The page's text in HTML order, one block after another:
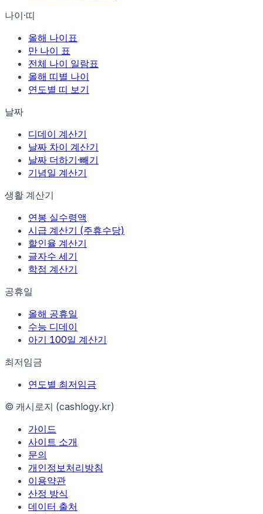
나이·띠
올해 나이표
만 나이 표
전체 나이 일람표
올해 띠별 나이
연도별 띠 보기
날짜
디데이 계산기
날짜 차이 계산기
날짜 더하기·빼기
기념일 계산기
생활 계산기
연봉 실수령액
시급 계산기 (주휴수당)
할인율 계산기
글자수 세기
학점 계산기
공휴일
올해 공휴일
수능 디데이
아기 100일 계산기
최저임금
연도별 최저임금
© 캐시로지 (cashlogy.kr)
가이드
사이트 소개
문의
개인정보처리방침
이용약관
산정 방식
데이터 출처